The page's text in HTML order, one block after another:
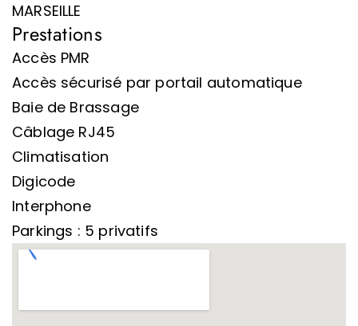
MARSEILLE
Prestations
Accès PMR
Accès sécurisé par portail automatique
Baie de Brassage
Câblage RJ45
Climatisation
Digicode
Interphone
Parkings : 5 privatifs